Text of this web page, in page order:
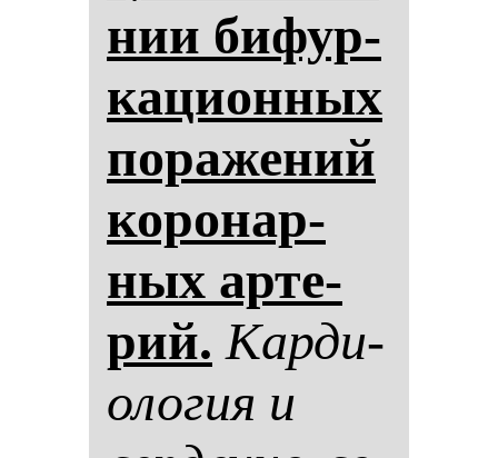
нии би­фур­
ка­ци­он­ных
по­ра­же­ний
ко­ро­нар­
ных ар­те­
рий. Кар­ди­
оло­гия и